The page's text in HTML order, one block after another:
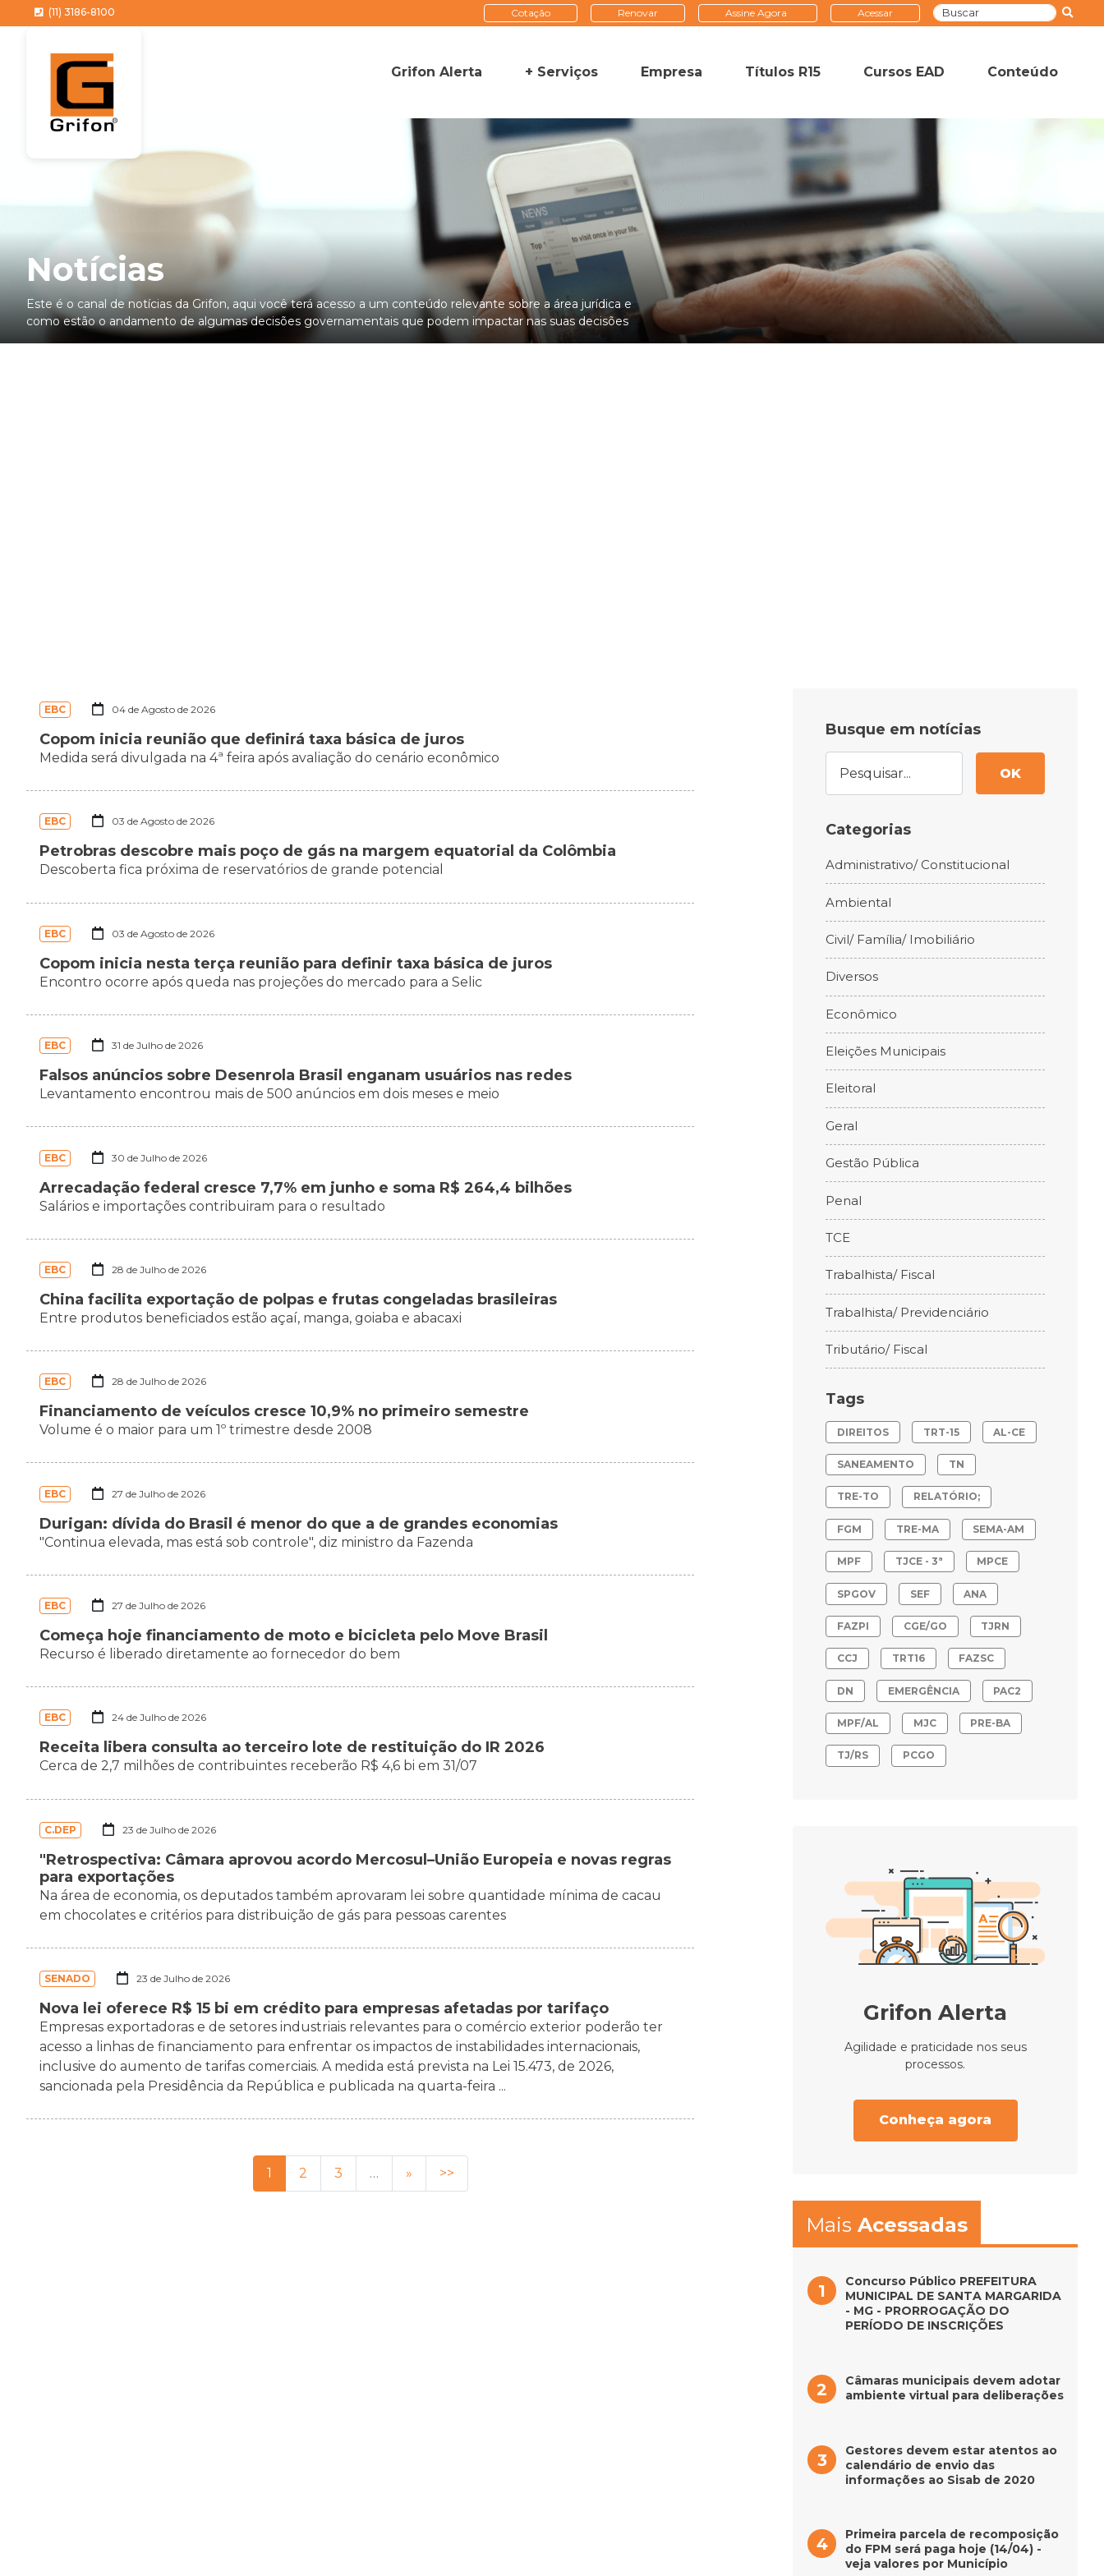
(11) 3186-8100 Cotação Renovar Assine Agora Acessar
Grifon Alerta + Serviços Empresa Títulos R15 Cursos EAD Conteúdo
Notícias
Este é o canal de notícias da Grifon, aqui você terá acesso a um conteúdo relevante sobre a área jurídica e
como estão o andamento de algumas decisões governamentais que podem impactar nas suas decisões
EBC 04 de Agosto de 2026
Copom inicia reunião que definirá taxa básica de juros
Medida será divulgada na 4ª feira após avaliação do cenário econômico
EBC 03 de Agosto de 2026
Petrobras descobre mais poço de gás na margem equatorial da Colômbia
Descoberta fica próxima de reservatórios de grande potencial
EBC 03 de Agosto de 2026
Copom inicia nesta terça reunião para definir taxa básica de juros
Encontro ocorre após queda nas projeções do mercado para a Selic
EBC 31 de Julho de 2026
Falsos anúncios sobre Desenrola Brasil enganam usuários nas redes
Levantamento encontrou mais de 500 anúncios em dois meses e meio
EBC 30 de Julho de 2026
Arrecadação federal cresce 7,7% em junho e soma R$ 264,4 bilhões
Salários e importações contribuiram para o resultado
EBC 28 de Julho de 2026
China facilita exportação de polpas e frutas congeladas brasileiras
Entre produtos beneficiados estão açaí, manga, goiaba e abacaxi
EBC 28 de Julho de 2026
Financiamento de veículos cresce 10,9% no primeiro semestre
Volume é o maior para um 1º trimestre desde 2008
EBC 27 de Julho de 2026
Durigan: dívida do Brasil é menor do que a de grandes economias
"Continua elevada, mas está sob controle", diz ministro da Fazenda
EBC 27 de Julho de 2026
Começa hoje financiamento de moto e bicicleta pelo Move Brasil
Recurso é liberado diretamente ao fornecedor do bem
EBC 24 de Julho de 2026
Receita libera consulta ao terceiro lote de restituição do IR 2026
Cerca de 2,7 milhões de contribuintes receberão R$ 4,6 bi em 31/07
C.DEP 23 de Julho de 2026
"Retrospectiva: Câmara aprovou acordo Mercosul–União Europeia e novas regras
para exportações
Na área de economia, os deputados também aprovaram lei sobre quantidade mínima de cacau
em chocolates e critérios para distribuição de gás para pessoas carentes
SENADO 23 de Julho de 2026
Nova lei oferece R$ 15 bi em crédito para empresas afetadas por tarifaço
Empresas exportadoras e de setores industriais relevantes para o comércio exterior poderão ter
acesso a linhas de financiamento para enfrentar os impactos de instabilidades internacionais,
inclusive do aumento de tarifas comerciais. A medida está prevista na Lei 15.473, de 2026,
sancionada pela Presidência da República e publicada na quarta-feira ...
1 2 3 … » >>
Busque em notícias
OK
Categorias
Administrativo/ Constitucional
Ambiental
Civil/ Família/ Imobiliário
Diversos
Econômico
Eleições Municipais
Eleitoral
Geral
Gestão Pública
Penal
TCE
Trabalhista/ Fiscal
Trabalhista/ Previdenciário
Tributário/ Fiscal
Tags
DIREITOS TRT-15 AL-CE
SANEAMENTO TN
TRE-TO RELATÓRIO;
FGM TRE-MA SEMA-AM
MPF TJCE - 3ª MPCE
SPGOV SEF ANA
FAZPI CGE/GO TJRN
CCJ TRT16 FAZSC
DN EMERGÊNCIA PAC2
MPF/AL MJC PRE-BA
TJ/RS PCGO
Grifon Alerta
Agilidade e praticidade nos seus
processos.
Conheça agora
Mais Acessadas
Concurso Público PREFEITURA
MUNICIPAL DE SANTA MARGARIDA
- MG - PRORROGAÇÃO DO
PERÍODO DE INSCRIÇÕES
Câmaras municipais devem adotar
ambiente virtual para deliberações
Gestores devem estar atentos ao
calendário de envio das
informações ao Sisab de 2020
Primeira parcela de recomposição
do FPM será paga hoje (14/04) -
veja valores por Município